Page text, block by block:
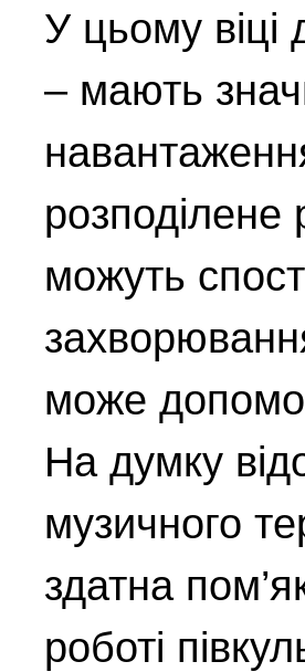
У цьому віці
– мають
можуть
може
На думку
музичного
здатна
роботі